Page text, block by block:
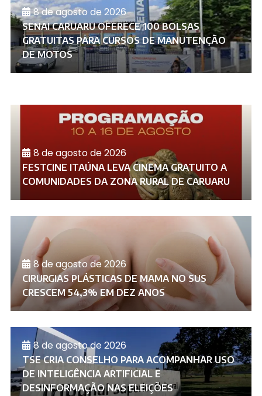
8 de agosto de 2026
SENAI CARUARU OFERECE 100 BOLSAS
GRATUITAS PARA CURSOS DE MANUTENÇÃO
DE MOTOS
8 de agosto de 2026
FESTCINE ITAÚNA LEVA CINEMA GRATUITO A
COMUNIDADES DA ZONA RURAL DE CARUARU
8 de agosto de 2026
CIRURGIAS PLÁSTICAS DE MAMA NO SUS
CRESCEM 54,3% EM DEZ ANOS
8 de agosto de 2026
TSE CRIA CONSELHO PARA ACOMPANHAR USO
DE INTELIGÊNCIA ARTIFICIAL E
DESINFORMAÇÃO NAS ELEIÇÕES